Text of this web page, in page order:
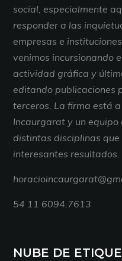
social, especialmente
responder a las
empresas e
venimos incursionando
actividad gráfica y
editando publicaciones
terceros. La firma está
Incaurgarat y un
distintas disciplinas
interesantes resultados.
54 11 6094.7613
NUBE DE